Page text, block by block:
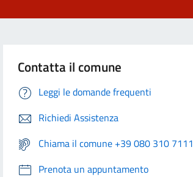
Contatta il comune
Leggi le domande frequenti
Richiedi Assistenza
Chiama il comune +39 080 310 7111
Prenota un appuntamento